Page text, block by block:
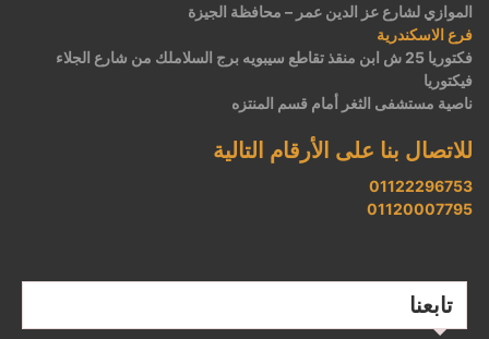
الموازي لشارع عز الدين عمر – محافظة الجيزة
فرع الاسكندرية
فكتوريا 25 ش ابن منقذ تقاطع سيبويه برج السلاملك من شارع الجلاء
فيكتوريا
ناصية مستشفى الثغر أمام قسم المنتزه
للاتصال بنا على الأرقام التالية
01122296753
01120007795
تابعنا